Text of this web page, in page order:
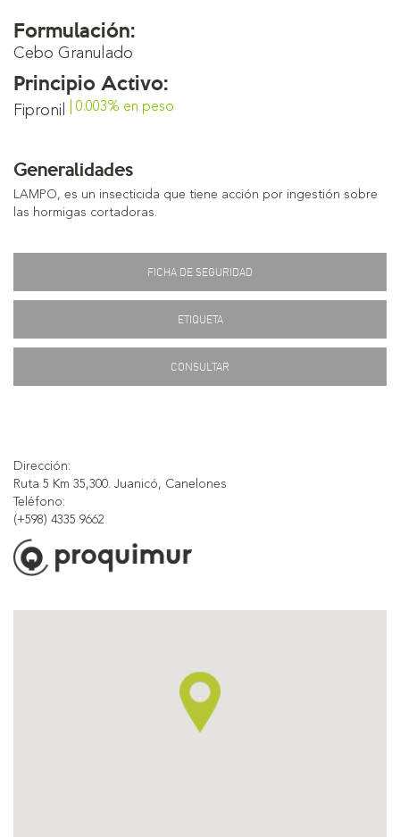
Formulación:
Cebo Granulado
Principio Activo:
Fipronil | 0.003% en peso
Generalidades
LAMPO, es un insecticida que tiene acción por ingestión sobre
las hormigas cortadoras.
FICHA DE SEGURIDAD
ETIQUETA
CONSULTAR
Dirección:
Ruta 5 Km 35,300. Juanicó, Canelones
Teléfono:
(+598) 4335 9662